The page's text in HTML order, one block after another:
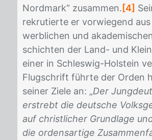
Nord­mark“ zu­sam­men.[4]
re­kru­tier­te er vor­wie­gend
werb­li­chen und
schich­ten der Land- und
ei­ner in Schles­wig-Hol­stein
Flug­schrift führ­te der Or­den
sei­ner Zie­le an: „Der
erstrebt die deutsche
auf christlicher Grundlage
die ordensartige